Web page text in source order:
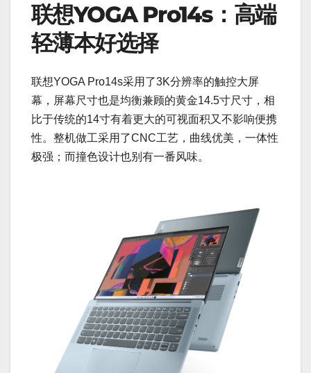
联想YOGA Pro14s：高端
轻薄本好选择
联想YOGA Pro14s采用了3K分辨率的触控大屏
幕，屏幕尺寸也是均衡兼顾的黄金14.5寸尺寸，相
比于传统的14寸有着更大的可视面积又不影响便携
性。整机做工采用了CNC工艺，曲线优美，一体性
极强；而撞色设计也别有一番风味。